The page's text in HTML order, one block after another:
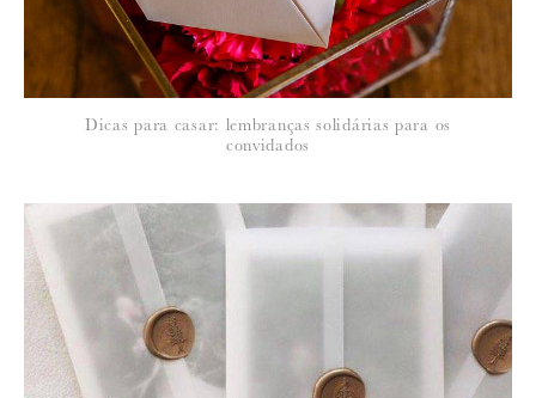
Dicas para casar: lembranças solidárias para os
convidados